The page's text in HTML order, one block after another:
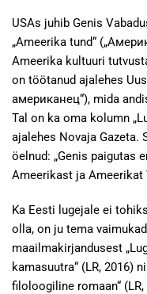
USAs juhib Genis
„Ameerika tund“
Ameerika kultuuri
on töötanud ajalehes
американец“), mida
Tal on ka oma kolumn
ajalehes Novaja Gazeta.
öelnud: „Genis paigutas
Ameerikast ja Ameerikat
Ka Eesti lugejale ei
olla, on ju tema
maailmakirjandusest
kamasuutra“ (LR, 2016)
filoloogiline romaan“